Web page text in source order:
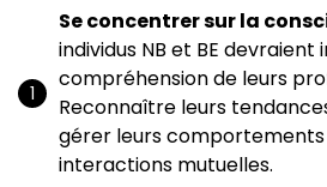
Se concentrer sur la
individus NB et BE devraient
compréhension de leurs
Reconnaître leurs
gérer leurs
interactions mutuelles.